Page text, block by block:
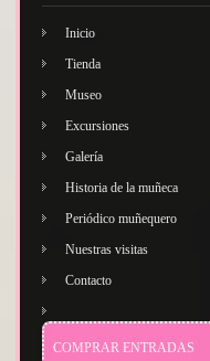
Inicio
Tienda
Museo
Excursiones
Galería
Historia de la muñeca
Periódico muñequero
Nuestras visitas
Contacto
COMPRAR ENTRADAS